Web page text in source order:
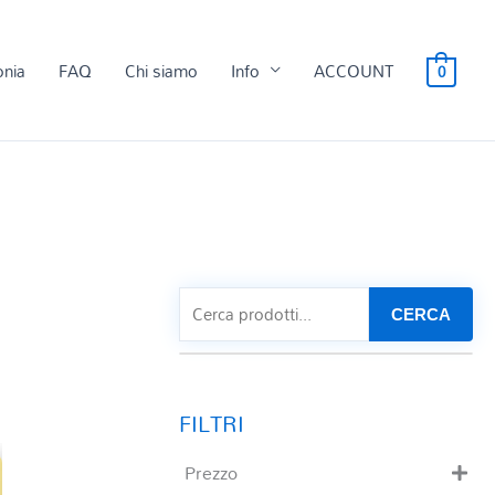
FAQ Chi siamo Info ACCOUNT 0
CERCA
Prezzo